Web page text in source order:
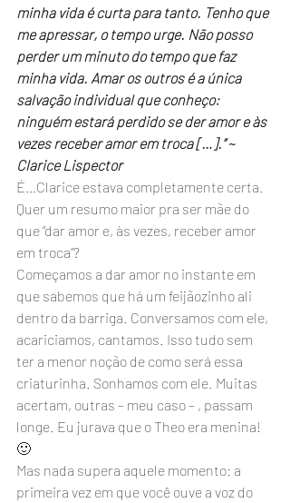
minha vida é curta para tanto. Tenho que
me apressar, o tempo urge. Não posso
perder um minuto do tempo que faz
minha vida. Amar os outros é a única
salvação individual que conheço:
ninguém estará perdido se der amor e às
vezes receber amor em troca […].” ~
Clarice Lispector
É…Clarice estava completamente certa.
Quer um resumo maior pra ser mãe do
que “dar amor e, às vezes, receber amor
em troca”?
Começamos a dar amor no instante em
que sabemos que há um feijãozinho ali
dentro da barriga. Conversamos com ele,
acariciamos, cantamos. Isso tudo sem
ter a menor noção de como será essa
criaturinha. Sonhamos com ele. Muitas
acertam, outras – meu caso – , passam
longe. Eu jurava que o Theo era menina!
🙂
Mas nada supera aquele momento: a
primeira vez em que você ouve a voz do